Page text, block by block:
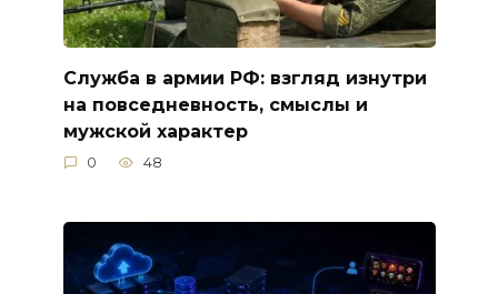
Служба в армии РФ: взгляд изнутри
на повседневность, смыслы и
мужской характер
0 48